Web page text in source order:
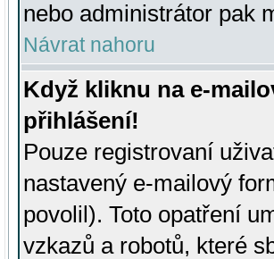
nebo administrátor pak
Návrat nahoru
Když kliknu na e-
přihlášení!
Pouze registrovaní
nastavený e-mailový
povolil). Toto opatření
vzkazů a robotů, které